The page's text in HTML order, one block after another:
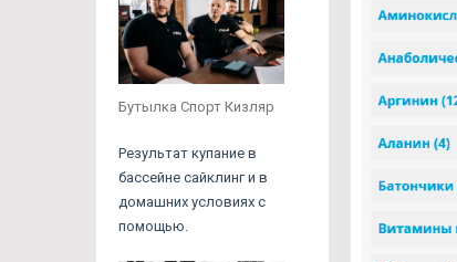
Бутылка Спорт Кизляр
Результат купание в
бассейне сайклинг и в
домашних условиях с
помощью.